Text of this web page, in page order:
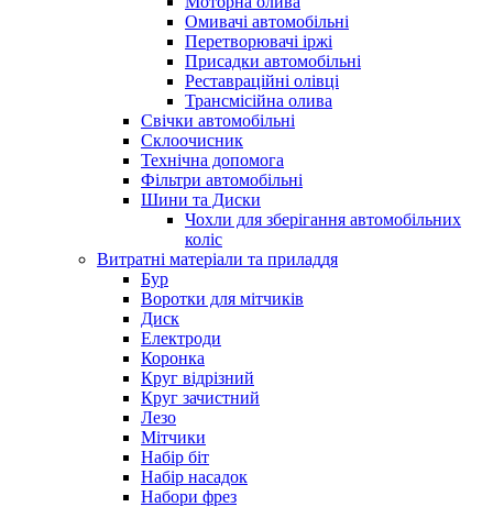
Омивачі автомобільні
Перетворювачі іржі
Присадки автомобільні
Реставраційні олівці
Трансмісійна олива
Свічки автомобільні
Склоочисник
Технічна допомога
Фільтри автомобільні
Шини та Диски
Чохли для зберігання автомобільних
коліс
Витратні матеріали та приладдя
Бур
Воротки для мітчиків
Диск
Електроди
Коронка
Круг відрізний
Круг зачистний
Лезо
Мітчики
Набір біт
Набір насадок
Набори фрез